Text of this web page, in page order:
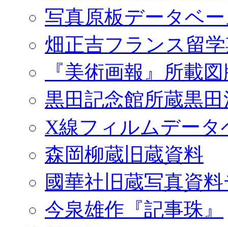
写真原板データベ
畑正吉フランス留
『美術画報』所載
黒田記念館所蔵黒
X線フィルムデータ
森岡柳蔵旧蔵資料
國華社旧蔵写真資
今泉雄作『記事珠』